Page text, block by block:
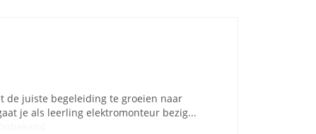
de juiste begeleiding te groeien naar
je als leerling elektromonteur bezig...